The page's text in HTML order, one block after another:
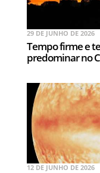
29 DE JUNHO DE 2026
Tempo firme e
predominar no
12 DE JUNHO DE 2026